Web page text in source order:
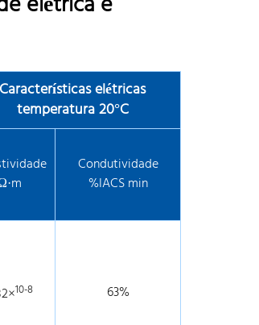
Características elétricas
temperatura 20°C
Condutividade
%IACS min
10-8 63%